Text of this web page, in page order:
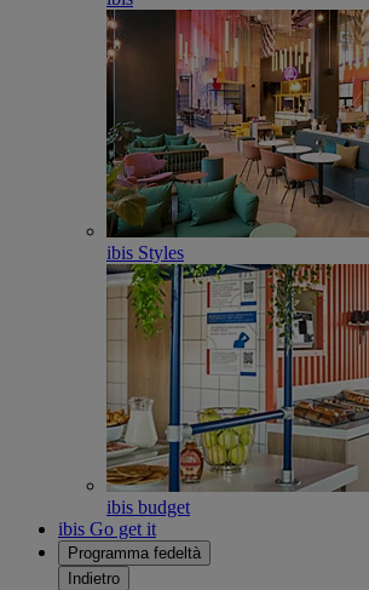
ibis Styles
ibis budget
ibis Go get it
Programma fedeltà
Indietro